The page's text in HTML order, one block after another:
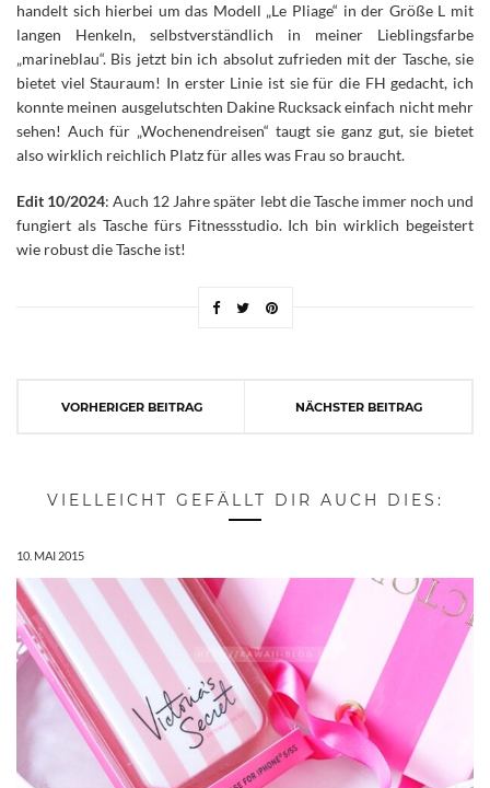
handelt sich hierbei um das Modell „Le Pliage“ in der Größe L mit
langen Henkeln, selbstverständlich in meiner Lieblingsfarbe
„marineblau“. Bis jetzt bin ich absolut zufrieden mit der Tasche, sie
bietet viel Stauraum! In erster Linie ist sie für die FH gedacht, ich
konnte meinen ausgelutschten Dakine Rucksack einfach nicht mehr
sehen! Auch für „Wochenendreisen“ taugt sie ganz gut, sie bietet
also wirklich reichlich Platz für alles was Frau so braucht.
Edit 10/2024: Auch 12 Jahre später lebt die Tasche immer noch und
fungiert als Tasche fürs Fitnessstudio. Ich bin wirklich begeistert
wie robust die Tasche ist!
VORHERIGER BEITRAG NÄCHSTER BEITRAG
VIELLEICHT GEFÄLLT DIR AUCH DIES:
10. MAI 2015